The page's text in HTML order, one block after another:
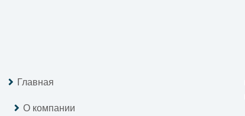
Главная
О компании